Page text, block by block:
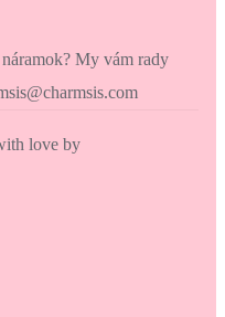
My vám rady
love by